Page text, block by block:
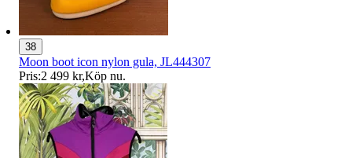
38
Moon boot icon nylon gula, JL444307
Pris:2 499 kr,Köp nu.